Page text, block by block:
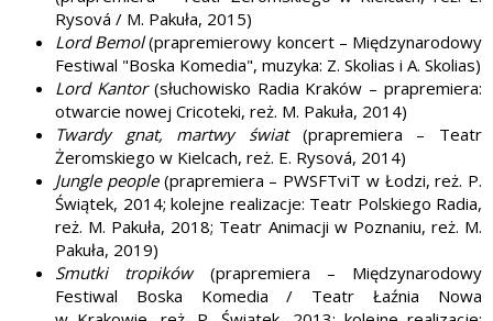
Rysová / M. Pakuła, 2015)
Lord Bemol(prapremierowy koncert – Międzynarodowy
Festiwal "Boska Komedia", muzyka: Z. Skolias i A. Skolias)
Lord Kantor (słuchowisko Radia Kraków – prapremiera:
otwarcie nowej Cricoteki, reż. M. Pakuła, 2014)
Twardy gnat, martwy świat(prapremiera – Teatr
Żeromskiego w Kielcach, reż. E. Rysová, 2014)
Jungle people(prapremiera – PWSFTviT w Łodzi, reż. P.
Świątek, 2014; kolejne realizacje: Teatr Polskiego Radia,
reż. M. Pakuła, 2018; Teatr Animacji w Poznaniu, reż. M.
Pakuła, 2019)
Smutki tropików(prapremiera – Międzynarodowy
Festiwal Boska Komedia / Teatr Łaźnia Nowa